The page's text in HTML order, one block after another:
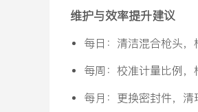
维护与效率提升建议
每日：清洁混合枪头，
每周：校准计量比例，
每月：更换密封件，清